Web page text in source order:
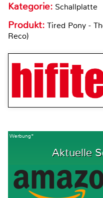
Kategorie: Schallplatte
Produkt: Tired Pony -
Reco)
Werbung*
Aktuelle